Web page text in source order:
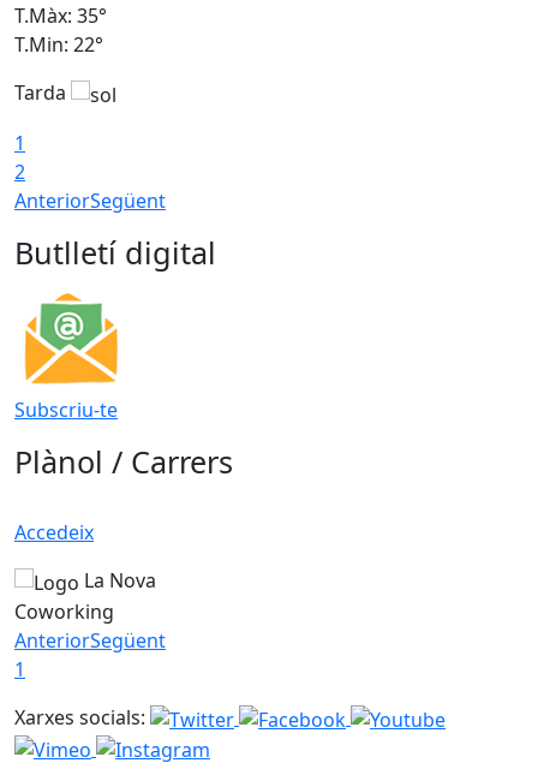
T.Màx: 35°
T.Min: 22°
Tarda
1
2
AnteriorSegüent
Butlletí digital
Subscriu-te
Plànol / Carrers
Accedeix
La Nova
Coworking
AnteriorSegüent
1
Xarxes socials: